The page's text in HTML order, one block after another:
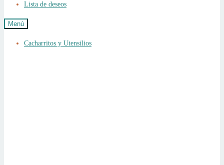
Lista de deseos
Menú
Cacharritos y Utensilios